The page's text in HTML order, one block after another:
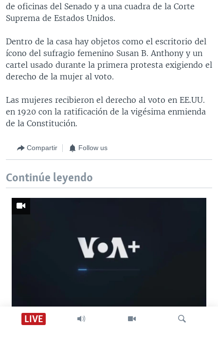
LIVE
de oficinas del Senado y a una cuadra de la Corte
Suprema de Estados Unidos.
Dentro de la casa hay objetos como el escritorio del
ícono del sufragio femenino Susan B. Anthony y un
cartel usado durante la primera protesta exigiendo el
derecho de la mujer al voto.
Las mujeres recibieron el derecho al voto en EE.UU.
en 1920 con la ratificación de la vigésima enmienda
de la Constitución.
Compartir Follow us
Continúe leyendo
Descarga VOA +